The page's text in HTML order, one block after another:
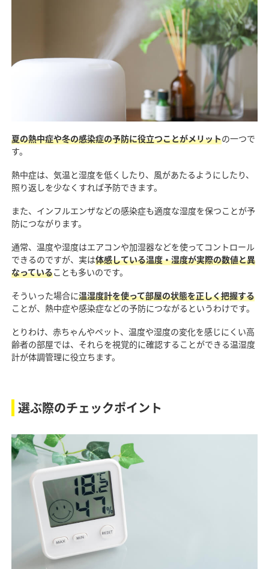
夏の熱中症や冬の感染症の予防に役立つことがメリットの一つで
す。
熱中症は、気温と湿度を低くしたり、風があたるようにしたり、
照り返しを少なくすれば予防できます。
また、インフルエンザなどの感染症も適度な湿度を保つことが予
防につながります。
通常、温度や湿度はエアコンや加湿器などを使ってコントロール
できるのですが、実は体感している温度・湿度が実際の数値と異
なっていることも多いのです。
そういった場合に温湿度計を使って部屋の状態を正しく把握する
ことが、熱中症や感染症などの予防につながるというわけです。
とりわけ、赤ちゃんやペット、温度や湿度の変化を感じにくい高
齢者の部屋では、それらを視覚的に確認することができる温湿度
計が体調管理に役立ちます。
選ぶ際のチェックポイント